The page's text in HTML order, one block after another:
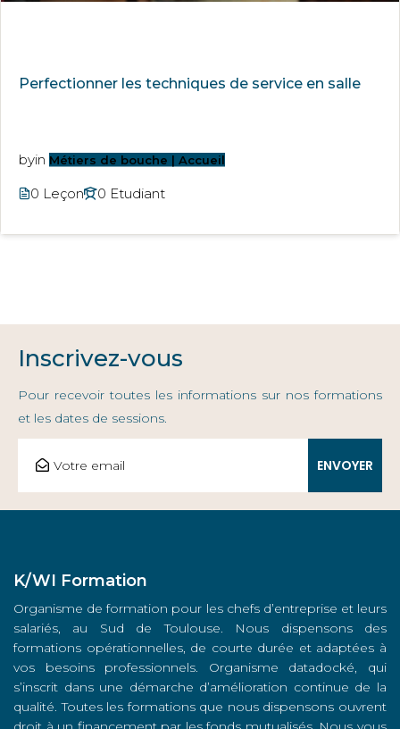
Perfectionner les techniques de service en salle
byin Métiers de bouche | Accueil
0 Leçon 0 Etudiant
Inscrivez-vous
Pour recevoir toutes les informations sur nos formations
et les dates de sessions.
K/WI Formation
Organisme de formation pour les chefs d’entreprise et leurs
salariés, au Sud de Toulouse. Nous dispensons des
formations opérationnelles, de courte durée et adaptées à
vos besoins professionnels. Organisme datadocké, qui
s’inscrit dans une démarche d’amélioration continue de la
qualité. Toutes les formations que nous dispensons ouvrent